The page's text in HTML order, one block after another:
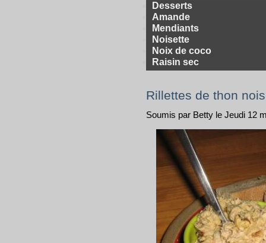
Desserts
Amande
Mendiants
Noisette
Noix de coco
Raisin sec
Rillettes de thon
Soumis par Betty le Jeudi 12